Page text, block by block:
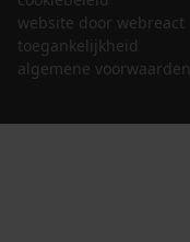
website door webreact
toegankelijkheid
algemene voorwaarden